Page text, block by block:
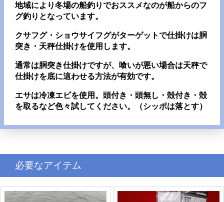
地域により冬場の船釣りでおススメなのが船からのフ
グ釣りとなっています。
クサフグ・ショウサイフグがターゲットで仕掛けは胴
突き・天秤仕掛けを使用します。
通常は胴突き仕掛けですが、喰いが悪い場合は天秤で
仕掛けを底に這わせる方法が有効です。
エサは冷凍エビを使用。頭付き・頭無し・殻付き・殻
を取るなど色々試してください。（シッポは落とす）
必要なアイテム